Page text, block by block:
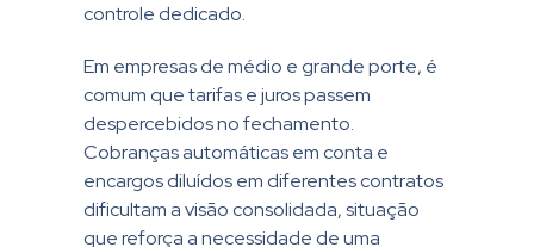
controle dedicado.
Em empresas de médio e grande porte, é
comum que tarifas e juros passem
despercebidos no fechamento.
Cobranças automáticas em conta e
encargos diluídos em diferentes contratos
dificultam a visão consolidada, situação
que reforça a necessidade de uma